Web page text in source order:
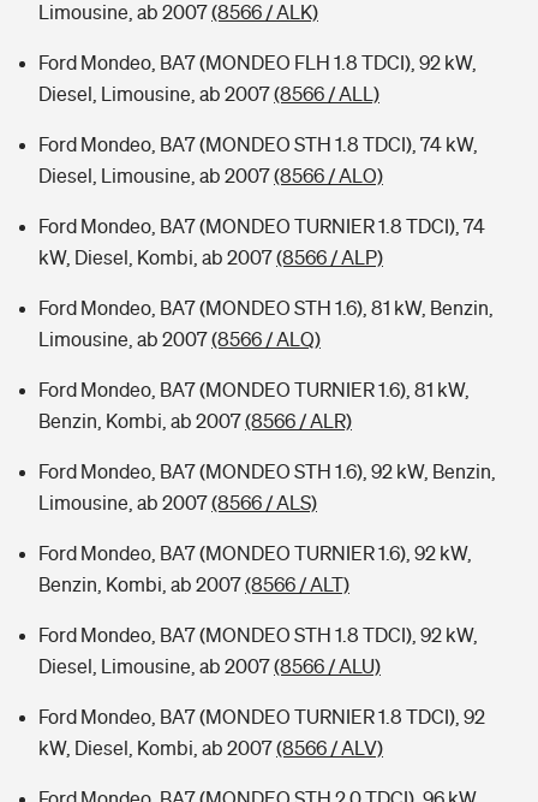
Limousine, ab 2007(8566 / ALK)
Ford Mondeo, BA7 (MONDEO FLH 1.8 TDCI), 92 kW,
Diesel, Limousine, ab 2007(8566 / ALL)
Ford Mondeo, BA7 (MONDEO STH 1.8 TDCI), 74 kW,
Diesel, Limousine, ab 2007(8566 / ALO)
Ford Mondeo, BA7 (MONDEO TURNIER 1.8 TDCI), 74
kW, Diesel, Kombi, ab 2007(8566 / ALP)
Ford Mondeo, BA7 (MONDEO STH 1.6), 81 kW, Benzin,
Limousine, ab 2007(8566 / ALQ)
Ford Mondeo, BA7 (MONDEO TURNIER 1.6), 81 kW,
Benzin, Kombi, ab 2007(8566 / ALR)
Ford Mondeo, BA7 (MONDEO STH 1.6), 92 kW, Benzin,
Limousine, ab 2007(8566 / ALS)
Ford Mondeo, BA7 (MONDEO TURNIER 1.6), 92 kW,
Benzin, Kombi, ab 2007(8566 / ALT)
Ford Mondeo, BA7 (MONDEO STH 1.8 TDCI), 92 kW,
Diesel, Limousine, ab 2007(8566 / ALU)
Ford Mondeo, BA7 (MONDEO TURNIER 1.8 TDCI), 92
kW, Diesel, Kombi, ab 2007(8566 / ALV)